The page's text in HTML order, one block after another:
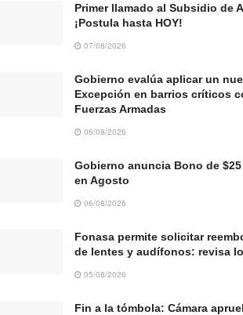
Primer llamado al Subsidio de
¡Postula hasta HOY!
07/08/2026
Gobierno evalúa aplicar un
Excepción en barrios críticos
Fuerzas Armadas
06/08/2026
Gobierno anuncia Bono de
en Agosto
06/08/2026
Fonasa permite solicitar
de lentes y audífonos: revisa
05/08/2026
Fin a la tómbola: Cámara